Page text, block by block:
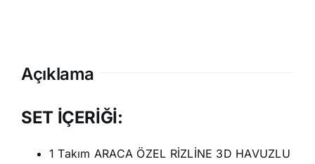
Açıklama
SET İÇERİĞİ:
1 Takım ARACA ÖZEL RİZLİNE 3D HAVUZLU